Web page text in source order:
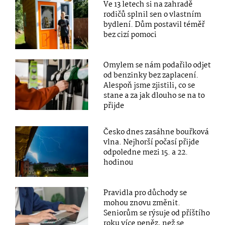
Ve 13 letech si na zahradě
rodičů splnil sen o vlastním
bydlení. Dům postavil téměř
bez cizí pomoci
Omylem se nám podařilo odjet
od benzinky bez zaplacení.
Alespoň jsme zjistili, co se
stane a za jak dlouho se na to
přijde
Česko dnes zasáhne bouřková
vlna. Nejhorší počasí přijde
odpoledne mezi 15. a 22.
hodinou
Pravidla pro důchody se
mohou znovu změnit.
Seniorům se rýsuje od příštího